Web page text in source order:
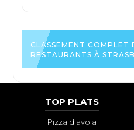
CLASSEMENT COMPLET
RESTAURANTS À
TOP PLATS
Pizza diavola